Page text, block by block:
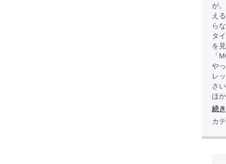
が
え
ら
タ
を
「
や
レ
さ
ほ
続
カ